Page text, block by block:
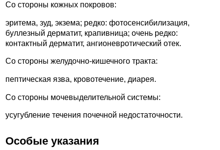
Со стороны кожных покровов:
эритема, зуд, экзема; редко: фотосенсибилизация,
буллезный дерматит, крапивница; очень редко:
контактный дерматит, ангионевротический отек.
Со стороны желудочно-кишечного тракта:
пептическая язва, кровотечение, диарея.
Со стороны мочевыделительной системы:
усугубление течения почечной недостаточности.
Особые указания